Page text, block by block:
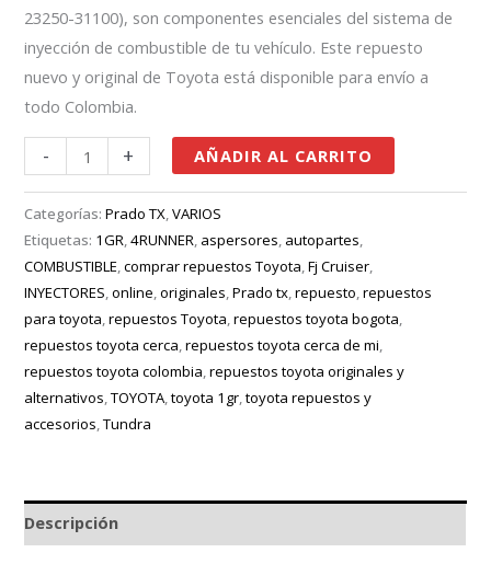
23250-31100), son componentes esenciales del sistema de
inyección de combustible de tu vehículo. Este repuesto
nuevo y original de Toyota está disponible para envío a
todo Colombia.
- + AÑADIR AL CARRITO
Categorías:Prado TX ,VARIOS
Etiquetas: 1GR ,4RUNNER aspersores autopartes
COMBUSTIBLE ,comprar repuestos Toyota ,Fj Cruiser
INYECTORES ,online ,originales ,Prado tx ,repuesto ,repuestos
para toyota ,repuestos Toyota ,repuestos toyota bogota
repuestos toyota cerca ,repuestos toyota cerca de mi
repuestos toyota colombia ,repuestos toyota originales y
alternativos ,TOYOTA ,toyota 1gr ,toyota repuestos y
accesorios ,Tundra
Descripción